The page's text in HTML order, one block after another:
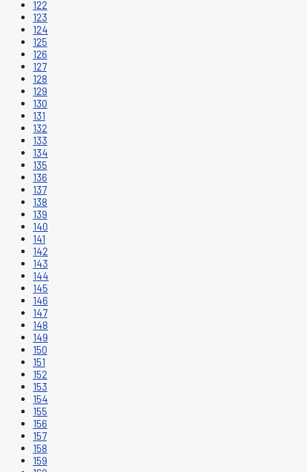
122
123
124
125
126
127
128
129
130
131
132
133
134
135
136
137
138
139
140
141
142
143
144
145
146
147
148
149
150
151
152
153
154
155
156
157
158
159